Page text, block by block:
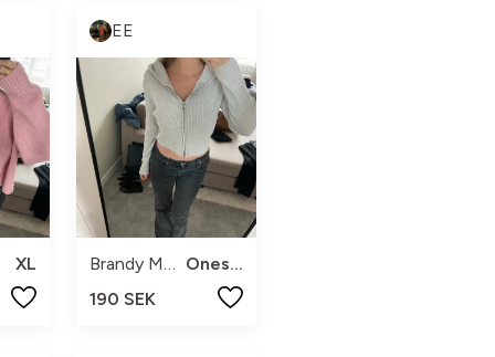
XL
EE
Brandy Melville
Onesize
190 SEK